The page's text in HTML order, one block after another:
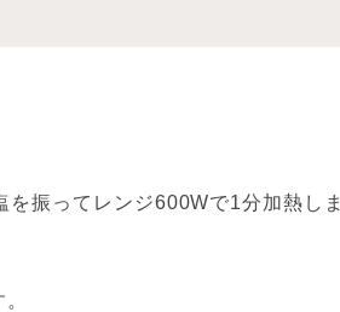
振ってレンジ600Wで1分加熱しま